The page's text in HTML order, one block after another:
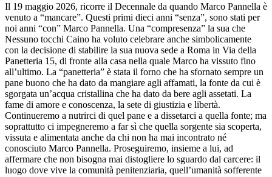
Il 19 maggio 2026, ricorre il Decennale da quando Marco Pannella è
venuto a “mancare”. Questi primi dieci anni “senza”, sono stati per
noi anni “con” Marco Pannella. Una “compresenza” la sua che
Nessuno tocchi Caino ha voluto celebrare anche simbolicamente
con la decisione di stabilire la sua nuova sede a Roma in Via della
Panetteria 15, di fronte alla casa nella quale Marco ha vissuto fino
all’ultimo. La “panetteria” è stata il forno che ha sfornato sempre un
pane buono che ha dato da mangiare agli affamati, la fonte da cui è
sgorgata un’acqua cristallina che ha dato da bere agli assetati. La
fame di amore e conoscenza, la sete di giustizia e libertà.
Continueremo a nutrirci di quel pane e a dissetarci a quella fonte; ma
soprattutto ci impegneremo a far sì che quella sorgente sia scoperta,
vissuta e alimentata anche da chi non ha mai incontrato né
conosciuto Marco Pannella. Proseguiremo, insieme a lui, ad
affermare che non bisogna mai distogliere lo sguardo dal carcere: il
luogo dove vive la comunità penitenziaria, quell’umanità sofferente